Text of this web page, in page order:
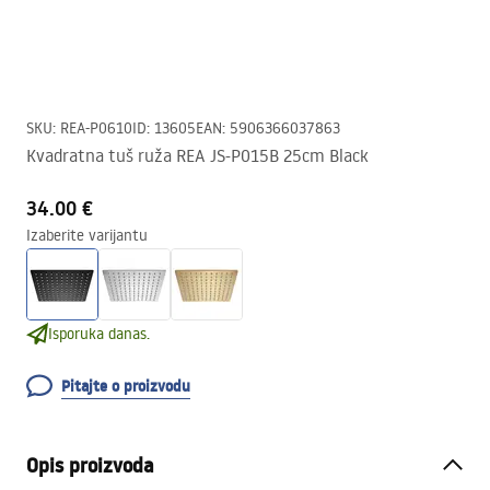
SKU: REA-P0610ID: 13605EAN: 5906366037863
Kvadratna tuš ruža REA JS-P015B 25cm Black
34.00 €
Izaberite varijantu
Isporuka danas.
Pitajte o proizvodu
Opis proizvoda